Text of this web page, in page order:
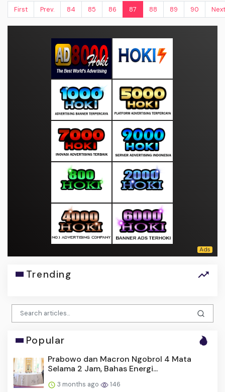
First
Prev. 84 85 86 87 88 89 90 Next
Trending
Popular
Prabowo dan Macron Ngobrol 4 Mata
Selama 2 Jam, Bahas Energi...
3 months ago 146